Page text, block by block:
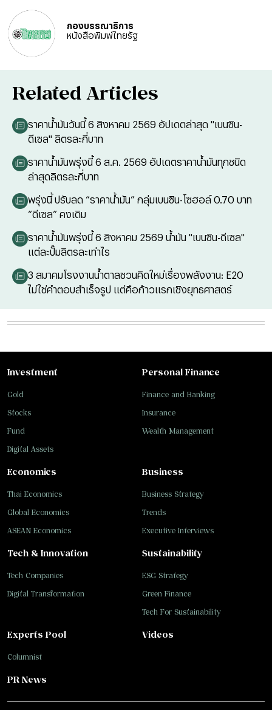
กองบรรณาธิการ
หนังสือพิมพ์ไทยรัฐ
Related Articles
ราคาน้ำมันวันนี้ 6 สิงหาคม 2569 อัปเดตล่าสุด "เบนซิน-
ดีเซล" ลิตรละกี่บาท
ราคาน้ำมันพรุ่งนี้ 6 ส.ค. 2569 อัปเดตราคาน้ำมันทุกชนิด
ล่าสุดลิตรละกี่บาท
พรุ่งนี้ ปรับลด “ราคาน้ำมัน” กลุ่มเบนซิน-โซฮอล์ 0.70 บาท
“ดีเซล” คงเดิม
ราคาน้ำมันพรุ่งนี้ 6 สิงหาคม 2569 น้ำมัน "เบนซิน-ดีเซล"
แต่ละปั๊มลิตรละเท่าไร
3 สมาคมโรงงานน้ำตาลชวนคิดใหม่เรื่องพลังงาน: E20
ไม่ใช่คำตอบสำเร็จรูป แต่คือก้าวแรกเชิงยุทธศาสตร์
Investment
Gold
Stocks
Fund
Digital Assets
Personal Finance
Finance and Banking
Insurance
Wealth Management
Business
Business Strategy
Trends
Executive Interviews
Tech & Innovation
Tech Companies
Digital Transformation
Sustainability
ESG Strategy
Green Finance
Tech For Sustainability
Economics
Thai Economics
Global Economics
ASEAN Economics
Experts Pool
Columnist
Videos
PR News